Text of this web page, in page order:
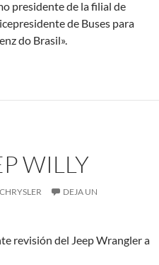
presidente de la filial de
de Buses para
do Brasil».
WILLY
DEJA UN
revisión del Jeep Wrangler a